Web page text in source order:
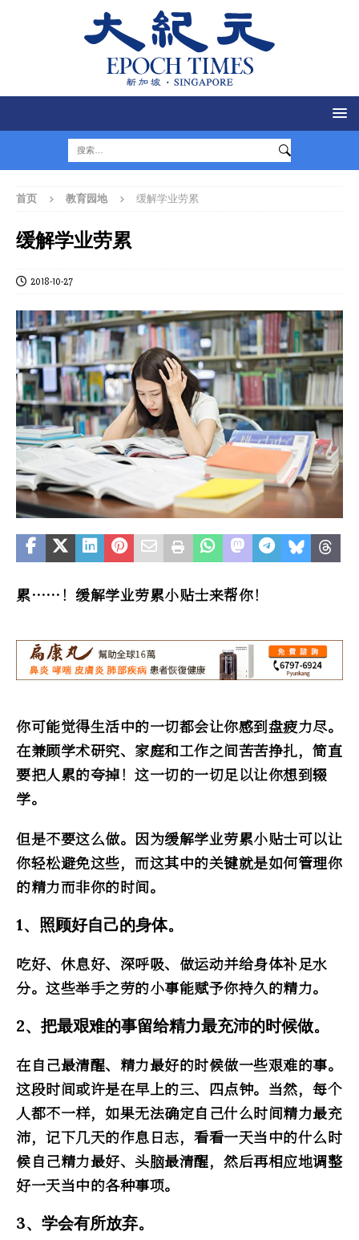
首页 教育园地 缓解学业劳累
缓解学业劳累
2018-10-27
累……！缓解学业劳累小贴士来帮你！
你可能觉得生活中的一切都会让你感到盘疲力尽。
在兼顾学术研究、家庭和工作之间苦苦挣扎，简直
要把人累的夸掉！这一切的一切足以让你想到辍
学。
但是不要这么做。因为缓解学业劳累小贴士可以让
你轻松避免这些，而这其中的关键就是如何管理你
的精力而非你的时间。
1、照顾好自己的身体。
吃好、休息好、深呼吸、做运动并给身体补足水
分。这些举手之劳的小事能赋予你持久的精力。
2、把最艰难的事留给精力最充沛的时候做。
在自己最清醒、精力最好的时候做一些艰难的事。
这段时间或许是在早上的三、四点钟。当然，每个
人都不一样，如果无法确定自己什么时间精力最充
沛，记下几天的作息日志，看看一天当中的什么时
候自己精力最好、头脑最清醒，然后再相应地调整
好一天当中的各种事项。
3、学会有所放弃。